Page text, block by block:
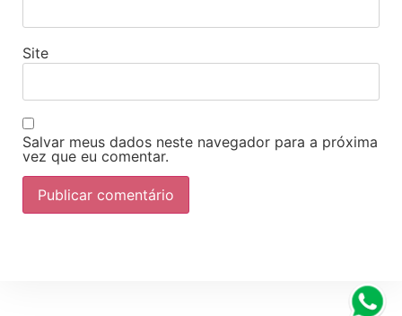
Site
Salvar meus dados neste navegador para a próxima
vez que eu comentar.